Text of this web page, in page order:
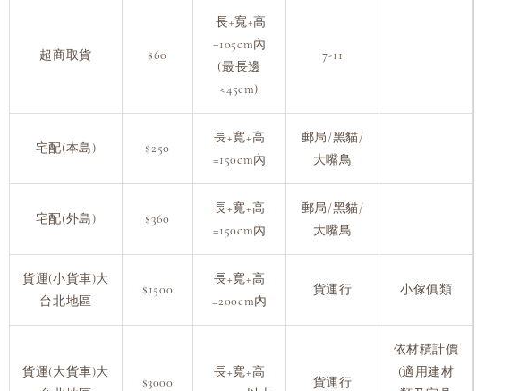
超商取貨 $60
長+寬+高
=105cm內
(最長邊
<45cm)
7-11
宅配(本島) $250
長+寬+高
=150cm內
郵局/黑貓/
大嘴鳥
宅配(外島) $360
長+寬+高
=150cm內
郵局/黑貓/
大嘴鳥
貨運(小貨車)大
台北地區
$1500
長+寬+高
=200cm內
貨運行 小傢俱類
貨運(大貨車)大
$3000
長+寬+高
貨運行
依材積計價
(適用建材